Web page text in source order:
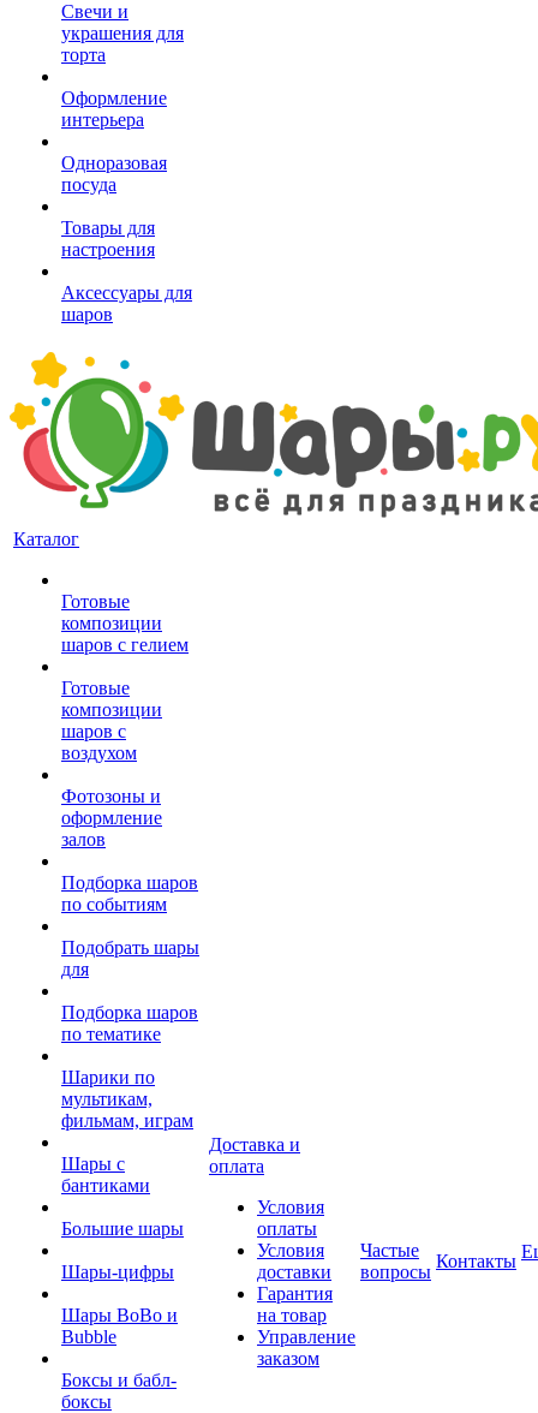
Свечи и
украшения для
торта
Оформление
интерьера
Одноразовая
посуда
Товары для
настроения
Аксессуары для
шаров
Каталог
Готовые
композиции
шаров с гелием
Готовые
композиции
шаров с
воздухом
Фотозоны и
оформление
залов
Подборка шаров
по событиям
Подобрать шары
для
Подборка шаров
по тематике
Шарики по
мультикам,
фильмам, играм
Шары с
бантиками
Большие шары
Шары-цифры
Шары BoBo и
Bubble
Боксы и бабл-
боксы
Доставка и
оплата
Условия
оплаты
Условия
доставки
Гарантия
на товар
Управление
заказом
Частые
вопросы
Контакты